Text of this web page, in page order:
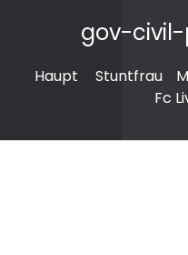
gov-
Haupt Stuntfrau
Fc